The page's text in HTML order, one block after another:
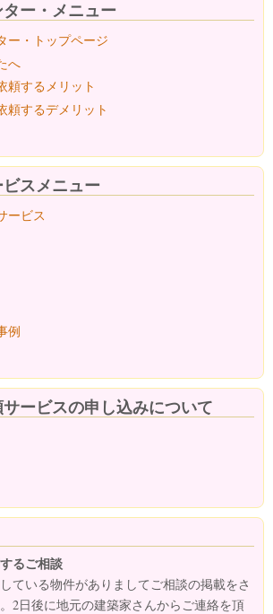
ー・メニュー
ー・トップページ
へ
頼するメリット
頼するデメリット
スメニュー
ービス
例
ービスの申し込みについて
るご相談
ている物件がありましてご相談の掲載をさ
2日後に地元の建築家さんからご連絡を頂